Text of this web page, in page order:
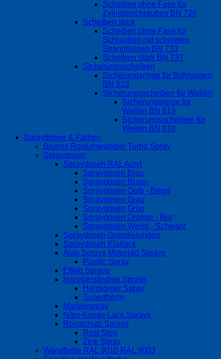
Scheiben ohne Fase für
Zylinderschrauben BN 726
Scheiben stark
Scheiben ohne Fase für
Schrauben mit schweren
Spannhülsen BN 733
Scheiben stark BN 737
Sicherungsscheiben
Sicherungsringe für Bohrungen
BN 823
Sicherungsscheiben für Wellen
Sicherungsringe für
Wellen BN 819
Sicherungsscheiben für
Wellen BN 810
Spraydosen & Farben
Brunox Rostumwandler Turbo Spray
Spraydosen
Spraydosen RAL Acryl
Spraydosen Blau
Spraydosen Braun
Spraydosen Gelb - Beige
Spraydosen Grau
Spraydosen Grün
Spraydosen Orange - Rot
Spraydosen Weiss - Schwarz
Spraydosen Grundierungen
Spraydosen Klarlack
Auto Sprays Motorrad Sprays
Plastic Spray
Effekt Sprays
Hitzebeständige Sprays
Heizkörper Spray
Supertherm
Markierspray
Nitro-Kombi-Lack Sprays
Rostschutz Sprays
Rust Stop
Zink Spray
Wandfarbe RAL 9010 RAL 9003